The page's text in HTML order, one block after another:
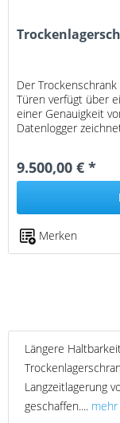
Der
Türen verfügt über
einer Genauigkeit
Datenlogger
9.500,00 € *
Merken
Längere
Langzeitlagerung
geschaffen....